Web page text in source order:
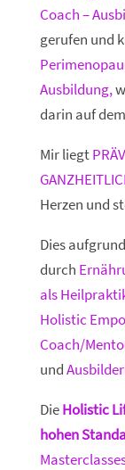
Coach –
gerufen und
Ausbildung,
darin auf
Mir liegt
Herzen und
Dies aufgrund
durch
als
Holistic
Coach/
und
DieHolistic
hohen